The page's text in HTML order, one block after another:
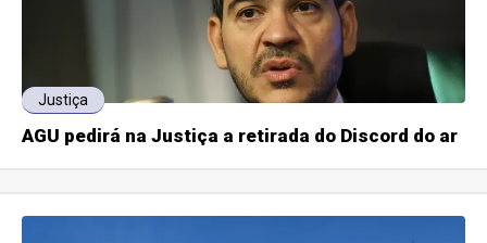
Justiça
AGU pedirá na Justiça a retirada do Discord do ar